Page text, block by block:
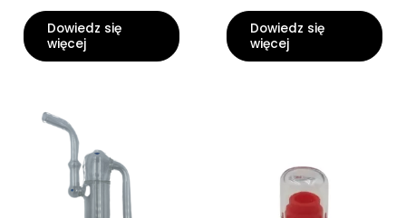
Dowiedz się
więcej
Dowiedz się
więcej